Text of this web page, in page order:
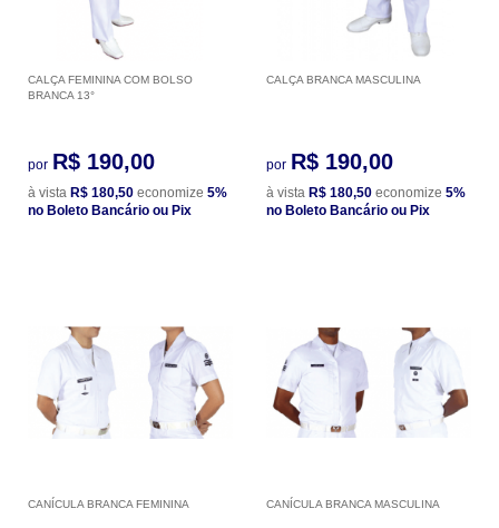
CALÇA FEMININA COM BOLSO
BRANCA 13°
por R$ 190,00
à vista R$ 180,50 economize 5%
no Boleto Bancário ou Pix
CALÇA BRANCA MASCULINA
por R$ 190,00
à vista R$ 180,50 economize 5%
no Boleto Bancário ou Pix
CANÍCULA BRANCA FEMININA CANÍCULA BRANCA MASCULINA